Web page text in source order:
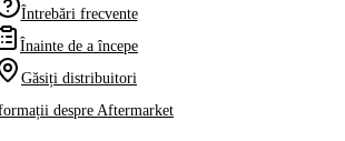
Întrebări frecvente
Înainte de a începe
Găsiți distribuitori
despre Aftermarket